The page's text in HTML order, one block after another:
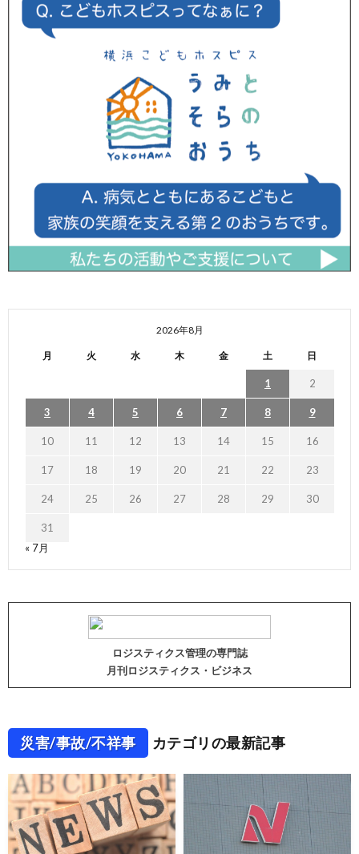
2026年8月
月 火 水 木 金 土 日
1 2
3 4 5 6 7 8 9
10 11 12 13 14 15 16
17 18 19 20 21 22 23
24 25 26 27 28 29 30
31
« 7月
ロジスティクス管理の専門誌
月刊ロジスティクス・ビジネス
災害/事故/不祥事 カテゴリの最新記事